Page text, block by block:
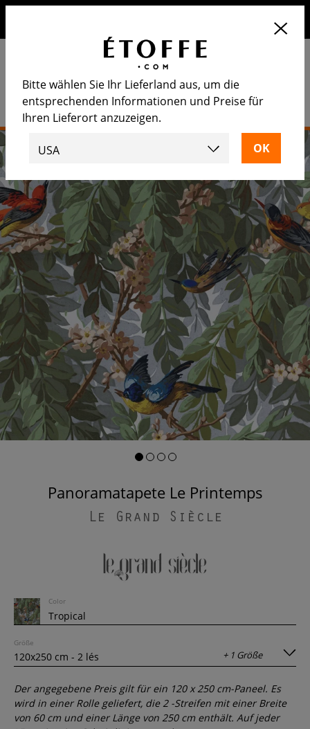
Panoramatapete Le Printemps
Le Grand Siècle
Color
+ 1 Größe
Größe
Der angegebene Preis gilt für ein 120x250cm-Paneel. Es
wird in einer Rolle geliefert, die 2-Streifen mit einer Breite
von 60 cm und einer Länge von 250cm enthält. Auf jeder
Bitte wählen Sie Ihr Lieferland aus, um die
entsprechenden Informationen und Preise für
Ihren Lieferort anzuzeigen.